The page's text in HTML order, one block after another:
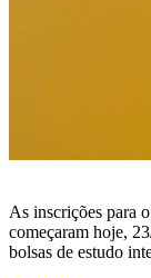
As inscrições para
começaram hoje,
bolsas de estudo